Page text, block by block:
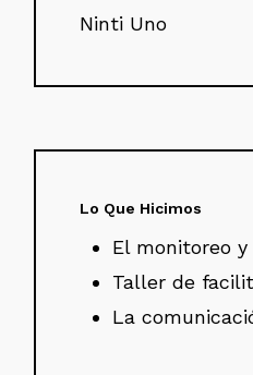
Ninti Uno
Lo Que Hicimos
El monitoreo
Taller de
La